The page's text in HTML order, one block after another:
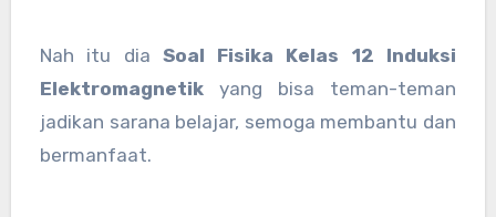
Nah itu dia Soal Fisika Kelas 12 Induksi
Elektromagnetikyang bisa teman-teman
jadikan sarana belajar, semoga membantu dan
bermanfaat.